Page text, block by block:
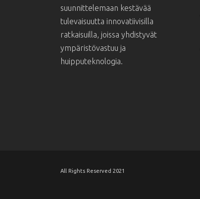
suunnittelemaan kestävää
tulevaisuutta innovatiivisilla
ratkaisuilla, joissa yhdistyvät
ympäristövastuu ja
huipputeknologia.
All Rights Reserved 2021